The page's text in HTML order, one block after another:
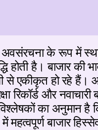
अवसंरचना के रूप में
होती है। बाजार की
से एकीकृत हो रहे
रिकॉर्ड और
का अनुमान है
बाजार